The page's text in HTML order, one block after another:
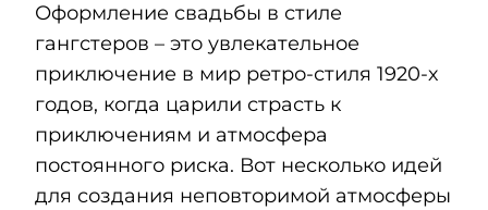
Оформление свадьбы в стиле
гангстеров – это увлекательное
приключение в мир ретро-стиля 1920-х
годов, когда царили страсть к
приключениям и атмосфера
постоянного риска. Вот несколько идей
для создания неповторимой атмосферы